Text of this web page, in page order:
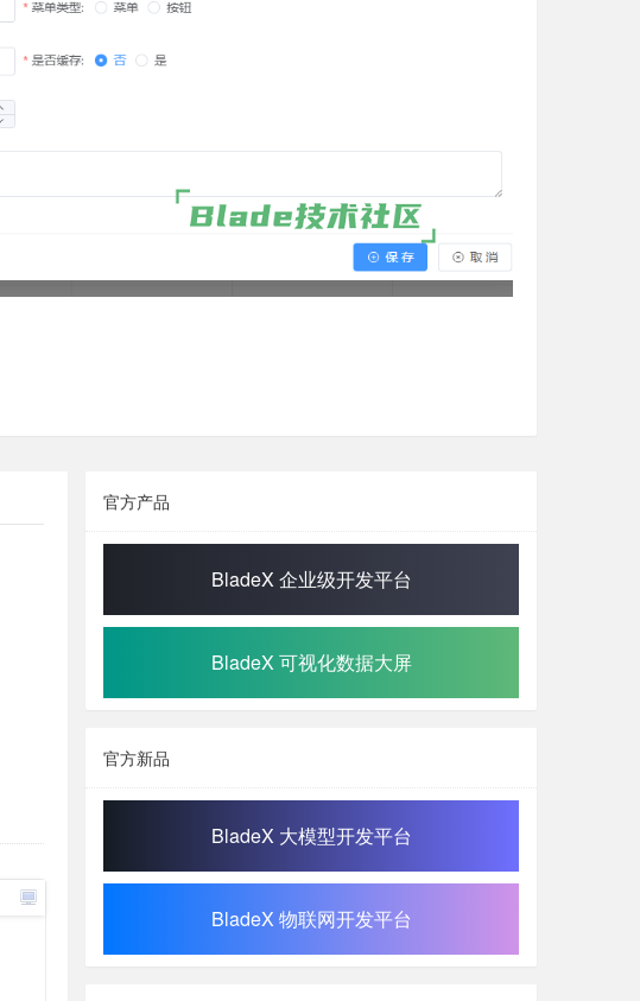
官方产品
BladeX 企业级开发平台
BladeX 可视化数据大屏
官方新品
BladeX 大模型开发平台
BladeX 物联网开发平台